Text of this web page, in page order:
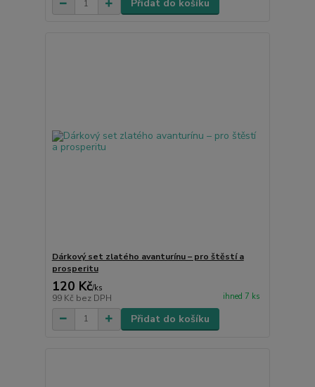
Přidat do košíku
Dárkový set zlatého avanturínu – pro štěstí a
prosperitu
120 Kč/ks
99 Kč bez DPH ihned 7 ks
Přidat do košíku